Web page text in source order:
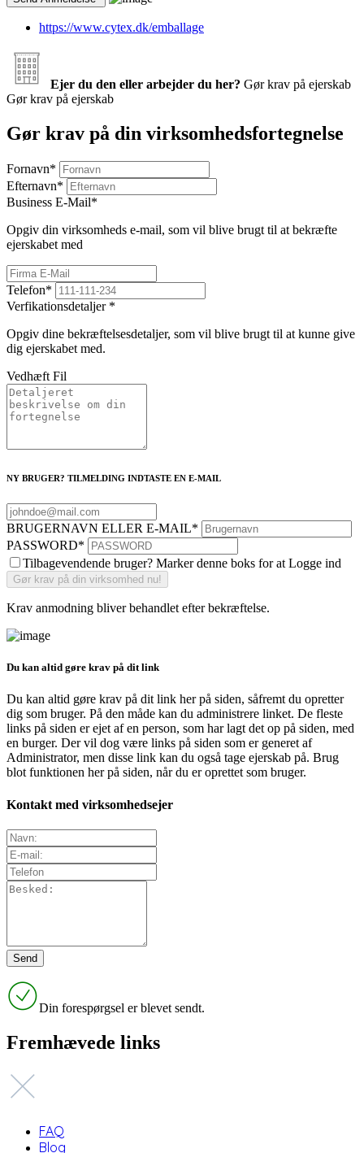
https://www.cytex.dk/emballage
Ejer du den eller arbejder du her? Gør krav på ejerskab
Gør krav på ejerskab
Gør krav på din virksomhedsfortegnelse
Fornavn*
Efternavn*
Business E-Mail*
Opgiv din virksomheds e-mail, som vil blive brugt til at bekræfte
ejerskabet med
Telefon*
Verfikationsdetaljer *
Opgiv dine bekræftelsesdetaljer, som vil blive brugt til at kunne give
dig ejerskabet med.
Vedhæft Fil
NY BRUGER? TILMELDING INDTASTE EN E-MAIL
BRUGERNAVN ELLER E-MAIL*
PASSWORD*
Tilbagevendende bruger? Marker denne boks for at Logge ind
Krav anmodning bliver behandlet efter bekræftelse.
Du kan altid gøre krav på dit link
Du kan altid gøre krav på dit link her på siden, såfremt du opretter
dig som bruger. På den måde kan du administrere linket. De fleste
links på siden er ejet af en person, som har lagt det op på siden, med
en burger. Der vil dog være links på siden som er generet af
Administrator, men disse link kan du også tage ejerskab på. Brug
blot funktionen her på siden, når du er oprettet som bruger.
Kontakt med virksomhedsejer
Din forespørgsel er blevet sendt.
Fremhævede links
FAQ
Blog